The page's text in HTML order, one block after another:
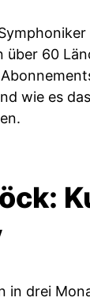
über 60
wie es
in drei